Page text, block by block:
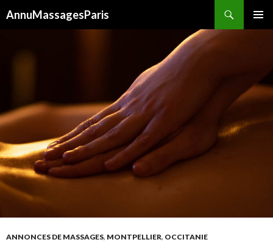
AnnuMassagesParis
ANNONCES DE MASSAGES, MONTPELLIER, OCCITANIE